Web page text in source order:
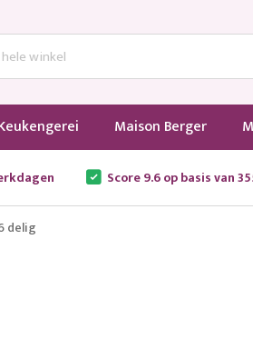
Maison Berger
Score 9.6 op basis van
delig